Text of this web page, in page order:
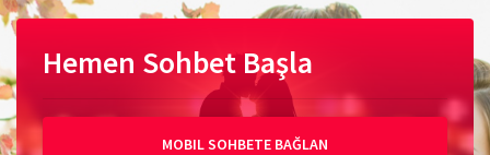
Hemen Sohbet Başla
MOBIL SOHBETE BAĞLAN